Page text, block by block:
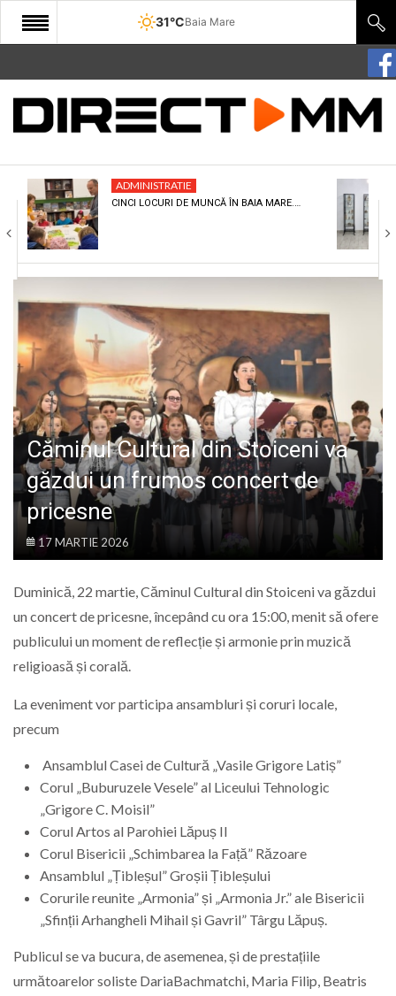
31°CBaia Mare
START
COMUNITATE
CULTURA
ECONOMIE
SANATATE
SPORT
SPECIAL
POLITIC
LIFE
ADMINISTRATIE
CINCI LOCURI DE MUNCĂ ÎN BAIA MARE.…
Căminul Cultural din Stoiceni va
găzdui un frumos concert de
pricesne
17 MARTIE 2026
Duminică, 22 martie,CăminulCulturaldinStoicenivagăzdui
unconcertdepricesne,începândcuora 15:00,menitsă ofere
publiculuiunmomentdereflecțieșiarmonieprinmuzică
religioasă șicorală.
Laevenimentvorparticipaansamblurișicoruri locale,
precum
AnsamblulCaseideCultură „VasileGrigore Latiș”
Corul „BuburuzeleVesele”al Liceului Tehnologic
„GrigoreC. Moisil”
CorulArtos al Parohiei Lăpuș II
Corul Bisericii „Schimbarea la Față” Răzoare
Ansamblul „Țibleșul”GroșiiȚibleșului
Corurilereunite „Armonia”și „Armonia Jr.”ale Bisericii
„SfințiiArhangheli MihailșiGavril” Târgu Lăpuș.
Publiculseva bucura, de asemenea,șideprestațiile
următoarelor soliste DariaBachmatchi, Maria Filip, Beatris